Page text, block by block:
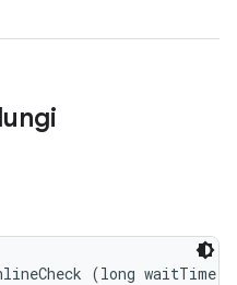
(long waitTime)